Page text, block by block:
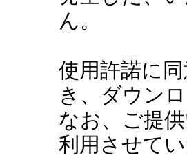
ん。
使用許諾に
き、ダウン
なお、ご提
利用させて